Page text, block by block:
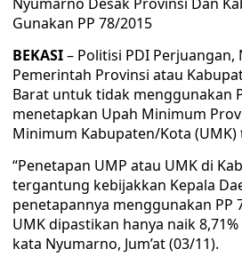
Gunakan PP 78/2015
BEKASI– Politisi PDI
Pemerintah Provinsi atau
Barat untuk tidak menggunakan
menetapkan Upah Minimum
Minimum Kabupaten/Kota (UMK)
“Penetapan UMP atau UMK di
tergantung kebijakkan Kepala
penetapannya menggunakan PP
UMK dipastikan hanya naik
kata Nyumarno, Jum’at (03/11).